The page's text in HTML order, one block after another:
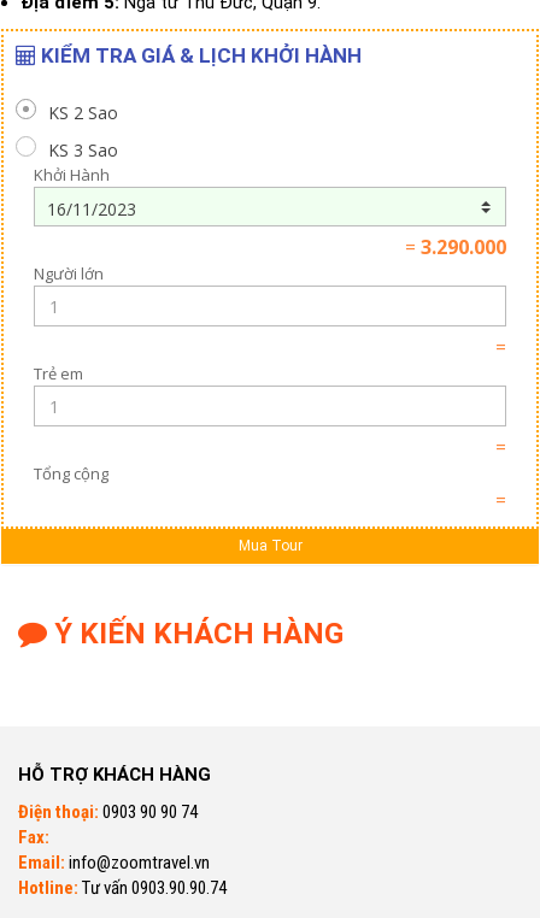
KIỂM TRA GIÁ & LỊCH KHỞI HÀNH
KS 2 Sao
KS 3 Sao
Khởi Hành
= 3.290.000
Người lớn
=
Trẻ em
=
Tổng cộng
=
Mua Tour
Ý KIẾN KHÁCH HÀNG
HỖ TRỢ KHÁCH HÀNG
Điện thoại: 0903 90 90 74
Fax:
Email: info@zoomtravel.vn
Hotline: Tư vấn 0903.90.90.74